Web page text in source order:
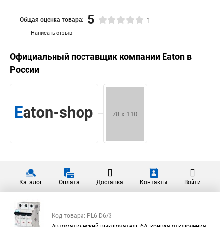
Написать отзыв
Общая оценка товара: 5 1
Официальный поставщик компании Eaton в
России
Каталог Оплата Доставка Контакты Войти
Код товара: PL6-D6/3